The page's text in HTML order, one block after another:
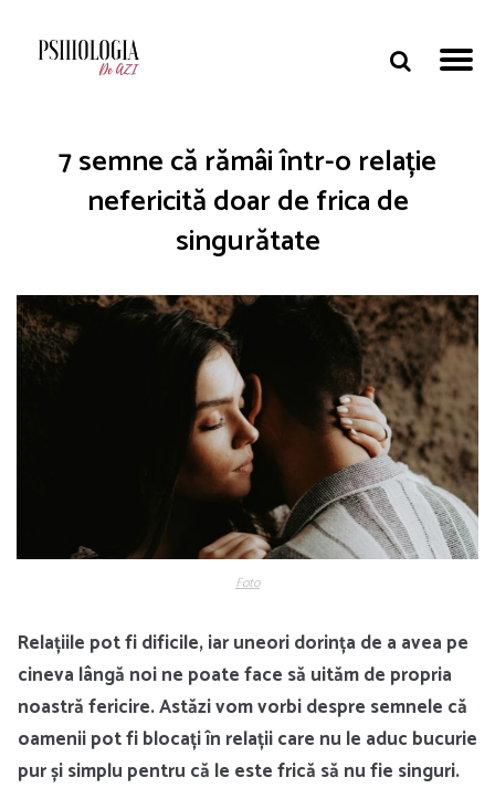
7 semne că rămâi într-o relație
nefericită doar de frica de
singurătate
Foto
Relațiile pot fi dificile, iar uneori dorința de a avea pe
cineva lângă noi ne poate face să uităm de propria
noastră fericire. Astăzi vom vorbi despre semnele că
oamenii pot fi blocați în relații care nu le aduc bucurie
pur și simplu pentru că le este frică să nu fie singuri.